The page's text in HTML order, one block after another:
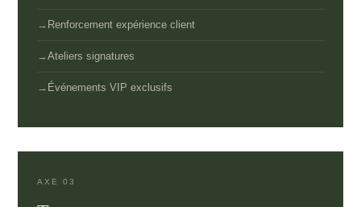
Renforcement expérience client
Ateliers signatures
Événements VIP exclusifs
AXE 03